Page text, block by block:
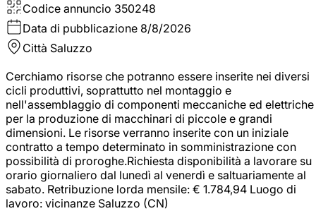
Codice annuncio 350248
Data di pubblicazione 8/8/2026
Città Saluzzo
Cerchiamo risorse che potranno essere inserite nei diversi
cicli produttivi, soprattutto nel montaggio e
nell'assemblaggio di componenti meccaniche ed elettriche
per la produzione di macchinari di piccole e grandi
dimensioni. Le risorse verranno inserite con un iniziale
contratto a tempo determinato in somministrazione con
possibilità di proroghe.Richiesta disponibilità a lavorare su
orario giornaliero dal lunedì al venerdì e saltuariamente al
sabato. Retribuzione lorda mensile: € 1.784,94 Luogo di
lavoro: vicinanze Saluzzo (CN)